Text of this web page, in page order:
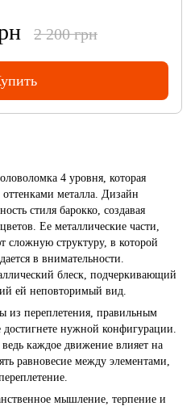
2 200 грн
4 уровня, которая
металла. Дизайн
стиля барокко, создавая
Ее металлические части,
сложную структуру, в которой
в внимательности.
блеск, подчеркивающий
ей неповторимый вид.
из переплетения, правильным
нужной конфигурации.
каждое движение влияет на
равновесие между элементами,
мышление, терпение и